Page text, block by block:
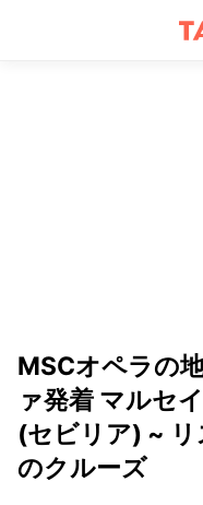
MSCオペラの
ァ発着 マルセ
(セビリア) ~
のクルーズ